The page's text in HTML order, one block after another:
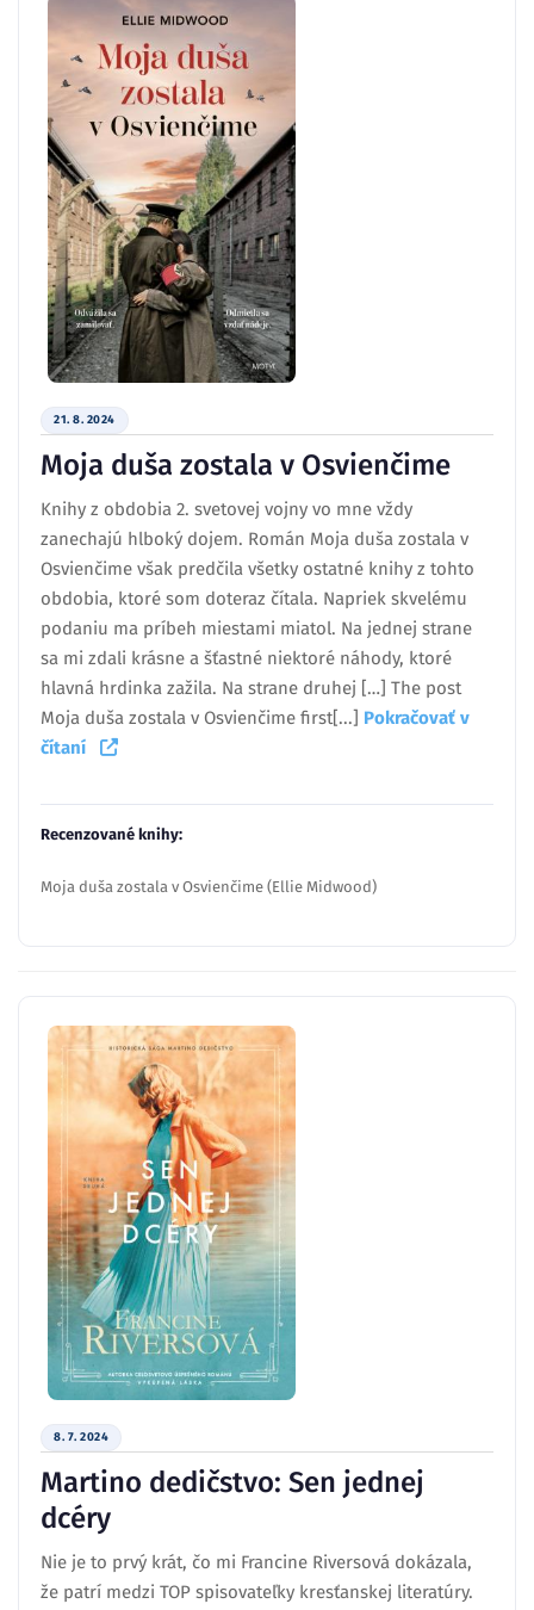
21. 8. 2024
Moja duša zostala v Osvienčime
Knihy z obdobia 2. svetovej vojny vo mne vždy
zanechajú hlboký dojem. Román Moja duša zostala v
Osvienčime však predčila všetky ostatné knihy z tohto
obdobia, ktoré som doteraz čítala. Napriek skvelému
podaniu ma príbeh miestami miatol. Na jednej strane
sa mi zdali krásne a šťastné niektoré náhody, ktoré
hlavná hrdinka zažila. Na strane druhej […] The post
Moja duša zostala v Osvienčime first[...] Pokračovať v
čítaní
Recenzované knihy:
Moja duša zostala v Osvienčime (Ellie Midwood)
8. 7. 2024
Martino dedičstvo: Sen jednej
dcéry
Nie je to prvý krát, čo mi Francine Riversová dokázala,
že patrí medzi TOP spisovateľky kresťanskej literatúry.